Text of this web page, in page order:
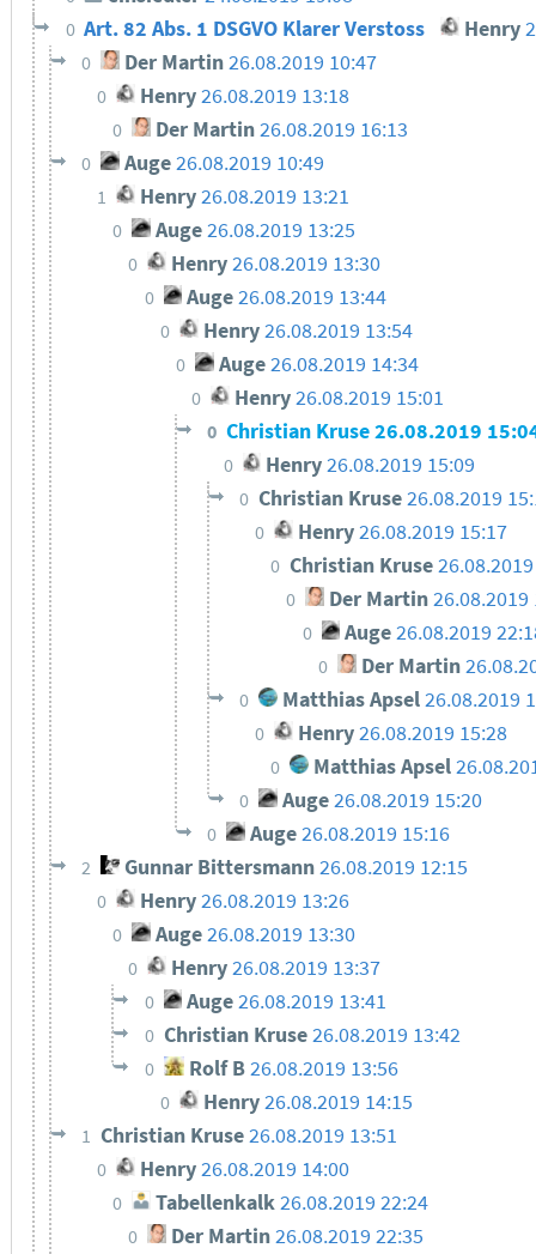
0 Art. 82 Abs. 1 DSGVO Klarer Verstoss Henry
0 Der Martin 26.08.2019 10:47
0 Henry26.08.2019 13:18
0 Der Martin26.08.2019 16:13
0 Auge 26.08.2019 10:49
1 Henry26.08.2019 13:21
0 Auge26.08.2019 13:25
0 Henry26.08.2019 13:30
0 Auge26.08.2019 13:44
0 Henry 26.08.2019 13:54
0 Auge26.08.2019 14:34
0 Henry26.08.2019 15:01
0 Christian Kruse26.08.2019
0 Henry26.08.2019 15:09
0 Christian Kruse26.08.2019
0 Henry26.08.2019 15:17
0 Christian Kruse
0 Der Martin26.08.2019
0 Auge26.08.2019
0 Der Martin
0 Matthias Apsel 26.08.2019
0 Henry26.08.2019 15:28
0 Matthias Apsel
0 Auge 26.08.2019 15:20
0 Auge26.08.2019 15:16
2 Gunnar Bittersmann 26.08.2019 12:15
0 Henry26.08.2019 13:26
0 Auge26.08.2019 13:30
0 Henry26.08.2019 13:37
0 Auge26.08.2019 13:41
0 Christian Kruse26.08.2019 13:42
0 Rolf B26.08.2019 13:56
0 Henry 26.08.2019 14:15
1 Christian Kruse26.08.2019 13:51
0 Henry26.08.2019 14:00
0 Tabellenkalk26.08.2019 22:24
0 Der Martin26.08.2019 22:35